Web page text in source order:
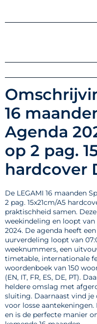
16
Agenda
op 2 pag.
hardcover
De LEGAMI 16 maanden
2 pag. 15x21cm/A5
praktischheid samen.
weekindeling en loopt
2024. De agenda heeft
uurverdeling loopt van
weeknummers, een
timetable, internationale
woordenboek van 150
(EN, IT, FR, ES, DE, PT).
heldere omslag met
sluiting. Daarnaast vind je
voor losse
en is de perfecte manier